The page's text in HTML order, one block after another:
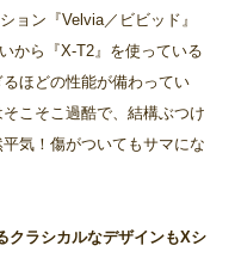
ョン『Velvia／ビビッド』
から『X-T2』を使っている
ほどの性能が備わってい
こそこ過酷で、結構ぶつけ
気！傷がついてもサマにな
クラシカルなデザインもXシ